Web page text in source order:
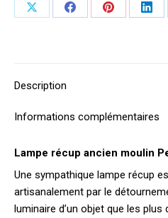
PartagerPartagerPartager
Description
Informations complémentaires
Lampe récup ancien moulin
Une sympathique lampe récup
artisanalement par le
luminaire d’un objet que les